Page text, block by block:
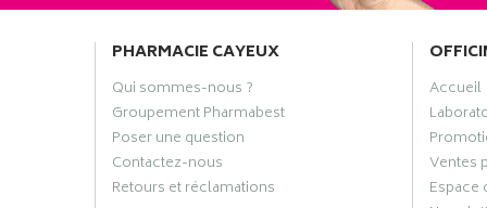
PHARMACIE CAYEUX
Qui sommes-nous ?
Groupement Pharmabest
Poser une question
Contactez-nous
Retours et réclamations
Accueil
Ventes
Espace